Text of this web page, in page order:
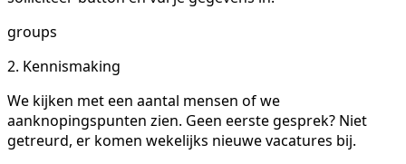
groups
2. Kennismaking
We kijken met een aantal mensen of we
aanknopingspunten zien. Geen eerste gesprek? Niet
getreurd, er komen wekelijks nieuwe vacatures bij.